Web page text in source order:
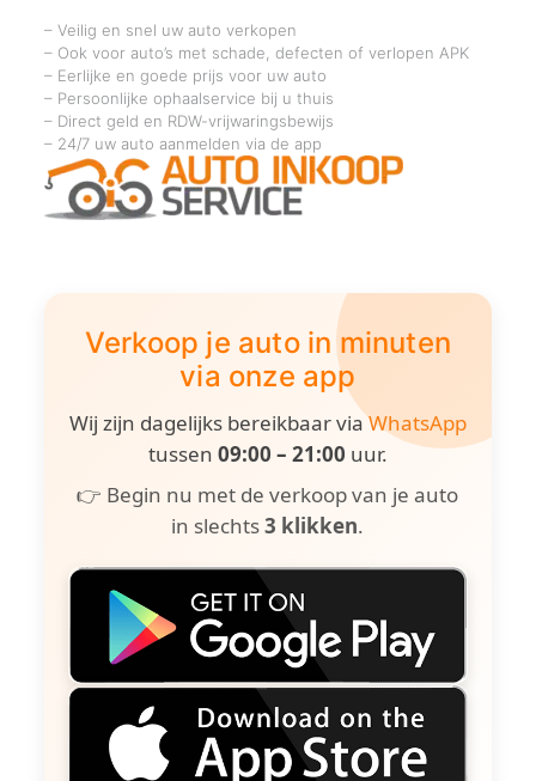
– Veilig en snel uw auto verkopen
– Ook voor auto’s met schade, defecten of verlopen APK
– Eerlijke en goede prijs voor uw auto
– Persoonlijke ophaalservice bij u thuis
– Direct geld en RDW-vrijwaringsbewijs
– 24/7 uw auto aanmelden via de app
Verkoop je auto in minuten
via onze app
Wij zijn dagelijks bereikbaar viaWhatsApp
tussen 09:00 – 21:00 uur.
👉 Begin nu met de verkoop van je auto
in slechts3 klikken.